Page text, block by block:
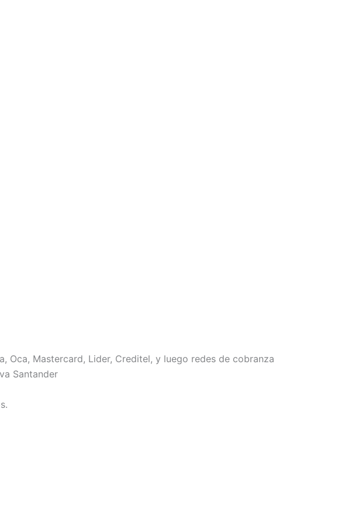
Oca, Mastercard, Lider, Creditel, y luego redes de cobranza
Santander